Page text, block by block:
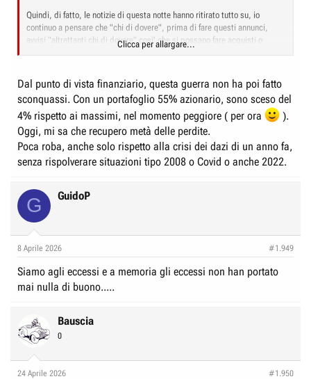
Quindi, di fatto, le notizie di questa notte hanno ritirato tutto su, io
continuo a pensare che "chi di dovere", prima di fare questi annunci,
avvisi "altrettanti chi di dovere" cosi' che si possano fare acquisti o
Qualche settimana fa l'esperta di Sky per economia e mercati aveva
mostrato che il giorno prima dell'avvio delle "operazioni" in Iran, c'era
stato un movimento "anomalo" di vendite su WallStreet (aveva proprio
fatto vedere uno scalino dritto che raccontava come operazioni massive e
simultanee, presumo che questa volta sia successo lo stesso, al
contrario.
Io non so chi, quanto e come possa farlo, ma ci sarebbe da indagare
testa ma per qualcun altro significa incrementare in maniera istantanea
ricchezze gia' ingenti.
Clicca per allargare...
Dal punto di vista finanziario, questa guerra non ha poi fatto
sconquassi. Con un portafoglio 55% azionario, sono sceso del
4% rispetto ai massimi, nel momento peggiore ( per ora
).
Oggi, mi sa che recupero metà delle perdite.
Poca roba, anche solo rispetto alla crisi dei dazi di un anno fa,
senza rispolverare situazioni tipo 2008 o Covid o anche 2022.
G GuidoP
8 Aprile 2026 #1.949
Siamo agli eccessi e a memoria gli eccessi non han portato
mai nulla di buono.....
Bauscia
0
24 Aprile 2026 #1.950